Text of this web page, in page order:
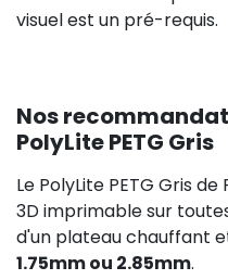
visuel est un pré-requis.
Nos
PolyLite PETG Gris
Le PolyLite PETG Gris
3D imprimable sur
d'un plateau chauffant
1.75mm ou 2.85mm.